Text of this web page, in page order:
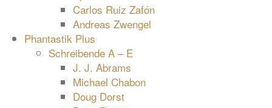
Carlos Ruiz Zafón
Andreas Zwengel
Phantastik Plus
Schreibende A – E
J. J. Abrams
Michael Chabon
Doug Dorst